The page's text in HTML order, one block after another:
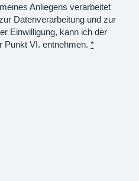
Anliegens verarbeitet
Datenverarbeitung und zur
Einwilligung, kann ich der
Punkt VI. entnehmen. *